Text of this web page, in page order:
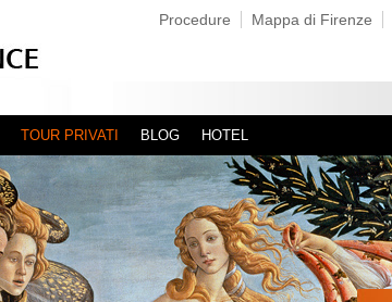
Procedure Mappa di Firenze
TOUR PRIVATI BLOG HOTEL